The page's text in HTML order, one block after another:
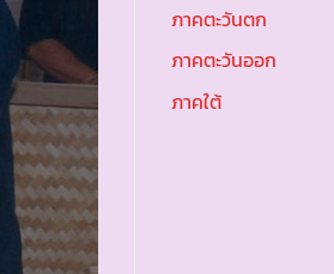
ภาคตะวันตก
ภาคตะวันออก
ภาคใต้